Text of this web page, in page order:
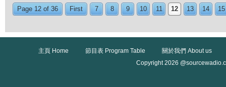
Page 12 of 36 First 7 8 9 10 11 12 13 14 15
主頁 Home 節目表 Program Table
關於我們 About us
Copyright 2026